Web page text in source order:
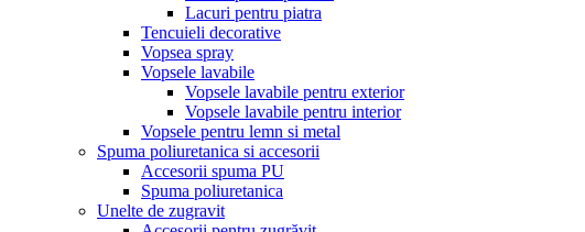
Lacuri pentru piatra
Tencuieli decorative
Vopsea spray
Vopsele lavabile
Vopsele lavabile pentru exterior
Vopsele lavabile pentru interior
Vopsele pentru lemn si metal
Spuma poliuretanica si accesorii
Accesorii spuma PU
Spuma poliuretanica
Unelte de zugravit